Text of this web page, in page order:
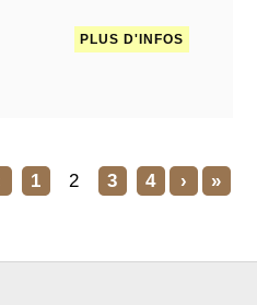
PLUS D'INFOS
1 2 3 4 › »